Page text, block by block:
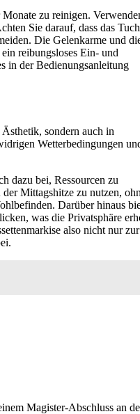
zu reinigen.
Sie darauf, dass das Tuch
Die Gelenkarme und
reibungsloses Ein- und
in der Bedienungsanleitung
sondern auch in
Wetterbedingungen
dazu bei, Ressourcen zu
Mittagshitze zu nutzen,
Darüber hinaus
was die Privatsphäre
also nicht nur zur
Magister-Abschluss an